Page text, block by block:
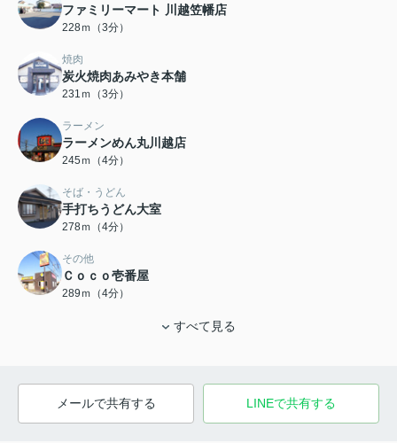
ファミリーマート 川越笠幡店
228ｍ（3分）
焼肉
炭火焼肉あみやき本舗
231ｍ（3分）
ラーメン
ラーメンめん丸川越店
245ｍ（4分）
そば・うどん
手打ちうどん大室
278ｍ（4分）
その他
Ｃｏｃｏ壱番屋
289ｍ（4分）
すべて見る
メールで共有する LINEで共有する